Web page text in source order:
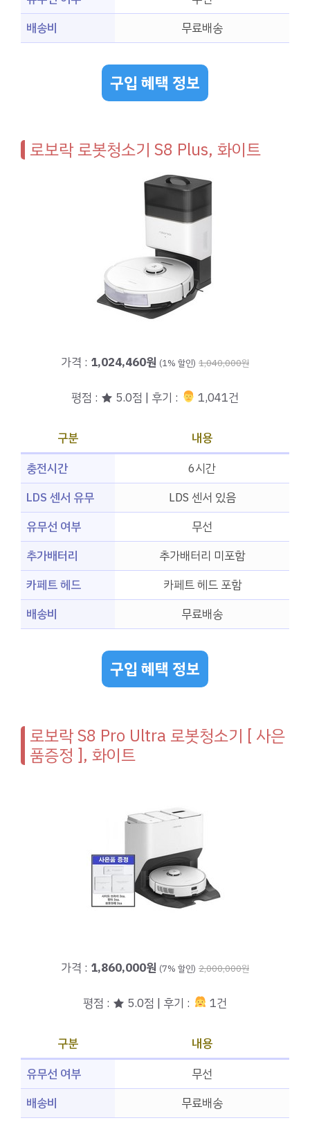
배송비
무료배송
구입 혜택 정보
로보락 로봇청소기 S8 Plus, 화이트
가격 : 1,024,460원 (1% 할인) 1,040,000원
평점 : ★ 5.0점 | 후기 : ‍‍ 1,041건
구분
내용
충전시간
6시간
LDS 센서 유무
LDS 센서 있음
유무선 여부
무선
추가배터리
추가배터리 미포함
카페트 헤드
카페트 헤드 포함
배송비
무료배송
구입 혜택 정보
로보락 S8 Pro Ultra 로봇청소기 [ 사은
품증정 ], 화이트
가격 : 1,860,000원 (7% 할인) 2,000,000원
평점 : ★ 5.0점 | 후기 : 1건
구분
내용
유무선 여부
무선
배송비
무료배송